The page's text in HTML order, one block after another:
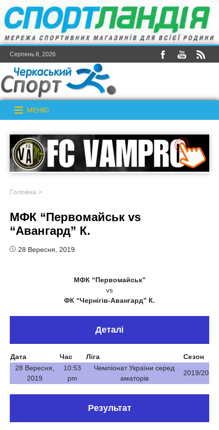
Серпень 8, 2026
МЕНЮ
Головна >
МФК “Первомайськ vs
“Авангард” К.
28 Вересня, 2019
МФК “Первомайськ”
vs
ФК “Чернігів-Авангард” К.
Деталі
Дата Час Ліга
Сезон
28 Вересня,
2019
10:53
pm
Чемпіонат України серед
аматорів
2019/20
Результат